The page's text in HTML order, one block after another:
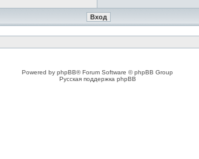
Powered by phpBB® Forum Software © phpBB Group
Русская поддержка phpBB